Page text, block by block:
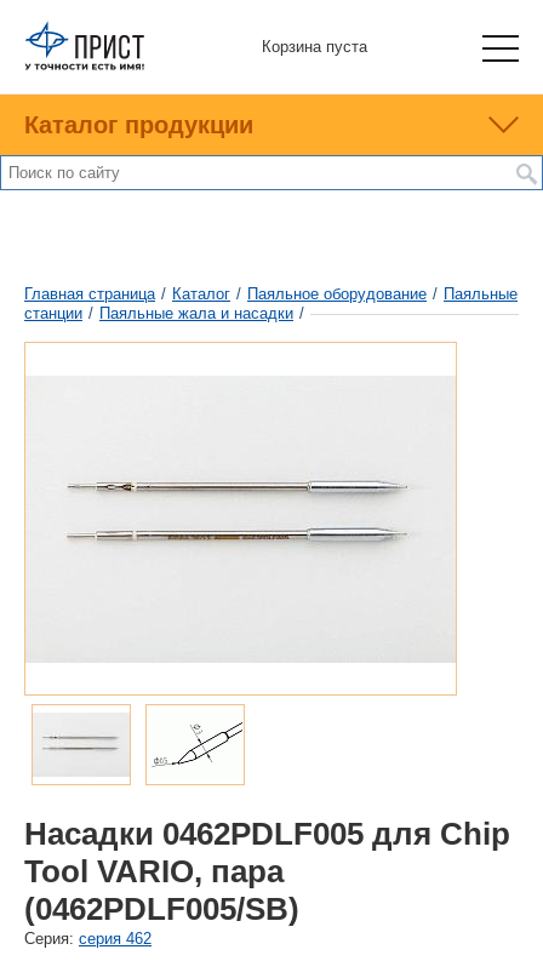
Корзина пуста
Каталог продукции
Главная страница / Каталог / Паяльное оборудование / Паяльные
станции / Паяльные жала и насадки /
Насадки 0462PDLF005 для Chip
Tool VARIO, пара
(0462PDLF005/SB)
Cерия: серия 462